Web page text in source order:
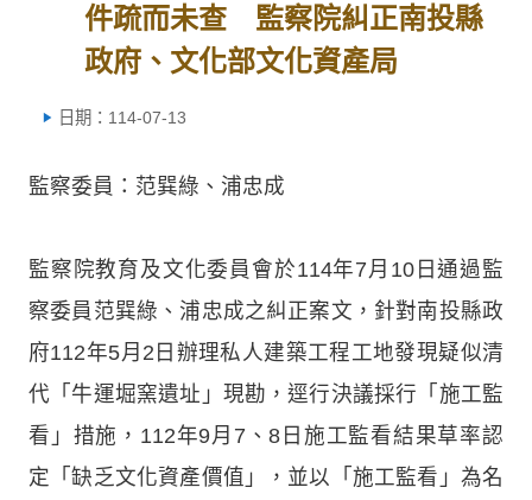
件疏而未查 監察院糾正南投縣
政府、文化部文化資產局
日期：114-07-13
監察委員：范巽綠、浦忠成
監察院教育及文化委員會於114年7月10日通過監
察委員范巽綠、浦忠成之糾正案文，針對南投縣政
府112年5月2日辦理私人建築工程工地發現疑似清
代「牛運堀窯遺址」現勘，逕行決議採行「施工監
看」措施，112年9月7、8日施工監看結果草率認
定「缺乏文化資產價值」，並以「施工監看」為名